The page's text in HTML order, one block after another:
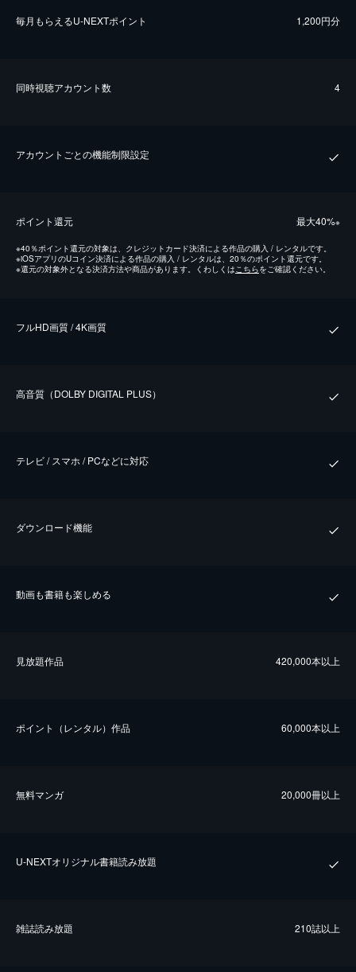
毎⽉もらえるU-NEXTポイント 1,200円分
同時視聴アカウント数 4
アカウントごとの機能制限設定
ポイント還元 最⼤40%※
※40％ポイント還元の対象は、クレジットカード決済による作品の購入 / レンタルです。
※iOSアプリのUコイン決済による作品の購入 / レンタルは、20％のポイント還元です。
※還元の対象外となる決済方法や商品があります。くわしくはこちらをご確認ください。
フルHD画質 / 4K画質
⾼⾳質（DOLBY DIGITAL PLUS）
テレビ / スマホ / PCなどに対応
ダウンロード機能
動画も書籍も楽しめる
⾒放題作品 420,000本以上
ポイント（レンタル）作品 60,000本以上
無料マンガ 20,000冊以上
U-NEXTオリジナル書籍読み放題
雑誌読み放題 210誌以上